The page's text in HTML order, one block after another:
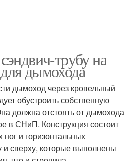
трубу на
дымохода
дымоход через кровельный
обустроить собственную
должна отстоять от дымохода
в СНиП. Конструкция состоит
ног и горизонтальных
и сверху, которые выполнены